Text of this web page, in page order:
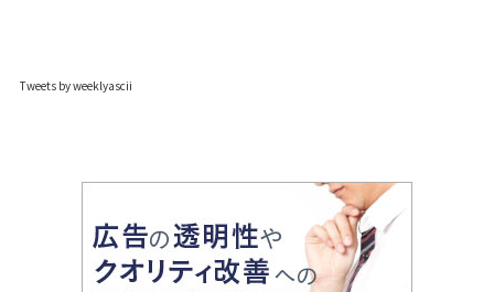
Tweets by weeklyascii